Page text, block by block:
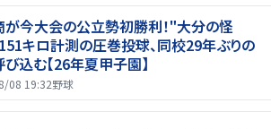
が今大会の公立勢初勝利！"大分の怪
キロ計測の圧巻投球、同校29年ぶりの
込む【26年夏甲子園】
08 19:32野球